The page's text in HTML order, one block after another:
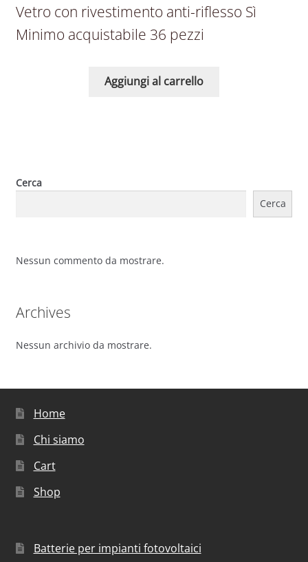
Vetro con rivestimento anti-riflesso Sì
Minimo acquistabile 36 pezzi
Aggiungi al carrello
Cerca
Cerca
Nessun commento da mostrare.
Archives
Nessun archivio da mostrare.
Home
Chi siamo
Cart
Shop
Batterie per impianti fotovoltaici